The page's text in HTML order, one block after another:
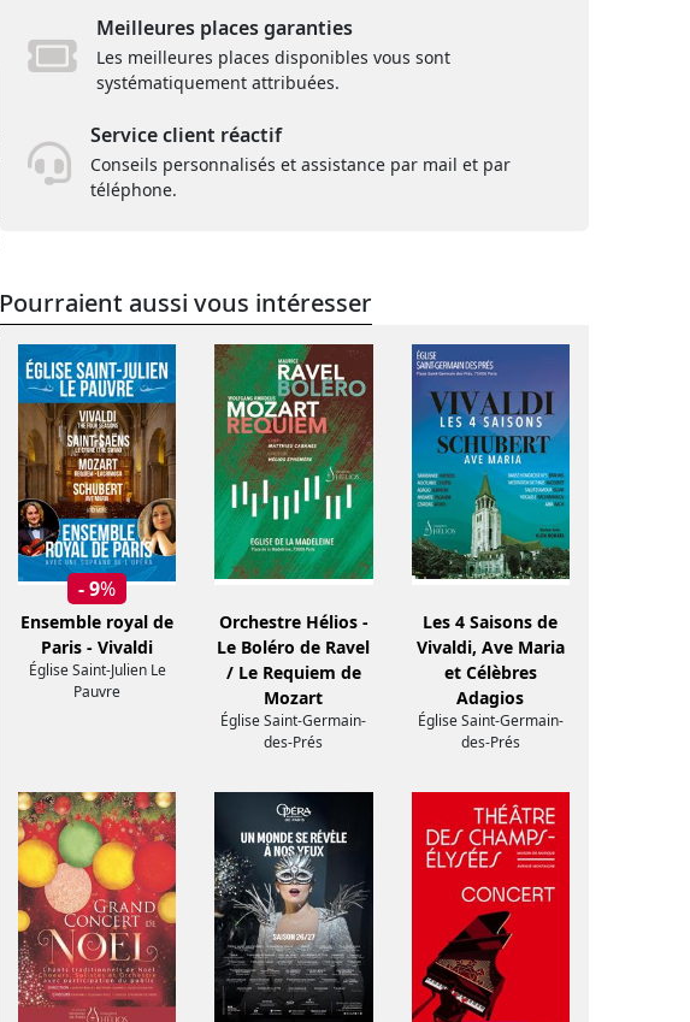
Meilleures places garanties
Les meilleures places disponibles vous sont
systématiquement attribuées.
Service client réactif
Conseils personnalisés et assistance par mail et par
téléphone.
Pourraient aussi vous intéresser
- 9%
Ensemble royal de
Paris - Vivaldi
Église Saint-Julien Le
Pauvre
Orchestre Hélios -
Le Boléro de Ravel
/ Le Requiem de
Mozart
Église Saint-Germain-
des-Prés
Les 4 Saisons de
Vivaldi, Ave Maria
et Célèbres
Adagios
Église Saint-Germain-
des-Prés